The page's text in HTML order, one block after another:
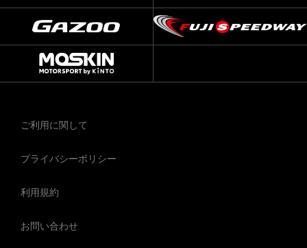
ご利用に関して
プライバシーポリシー
利用規約
お問い合わせ